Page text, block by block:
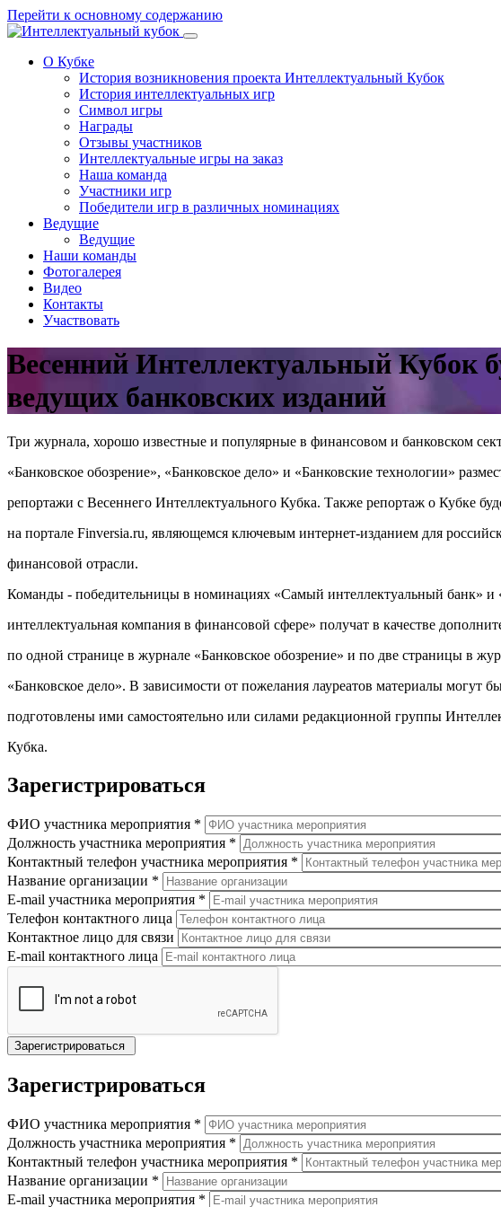
Перейти к основному содержанию
О Кубке
История возникновения проекта Интеллектуальный Кубок
История интеллектуальных игр
Символ игры
Награды
Отзывы участников
Интеллектуальные игры на заказ
Наша команда
Участники игр
Победители игр в различных номинациях
Ведущие
Ведущие
Наши команды
Фотогалерея
Видео
Контакты
Участвовать
Весенний Интеллектуальный Кубок
ведущих банковских изданий
Три журнала, хорошо известные и популярные в финансовом и банковском
«Банковское обозрение», «Банковское дело» и «Банковские технологии»
репортажи с Весеннего Интеллектуального Кубка. Также репортаж о Кубке
на портале Finversia.ru, являющемся ключевым интернет-изданием для
финансовой отрасли.
Команды - победительницы в номинациях «Самый интеллектуальный банк» и
интеллектуальная компания в финансовой сфере» получат в качестве
по одной странице в журнале «Банковское обозрение» и по две страницы в
«Банковское дело». В зависимости от пожелания лауреатов материалы могут
подготовлены ими самостоятельно или силами редакционной группы
Кубка.
Зарегистрироваться
ФИО участника мероприятия *
Должность участника мероприятия *
Контактный телефон участника мероприятия *
Название организации *
E-mail участника мероприятия *
Телефон контактного лица
Контактное лицо для связи
E-mail контактного лица
Зарегистрироваться
ФИО участника мероприятия *
Должность участника мероприятия *
Контактный телефон участника мероприятия *
Название организации *
E-mail участника мероприятия *